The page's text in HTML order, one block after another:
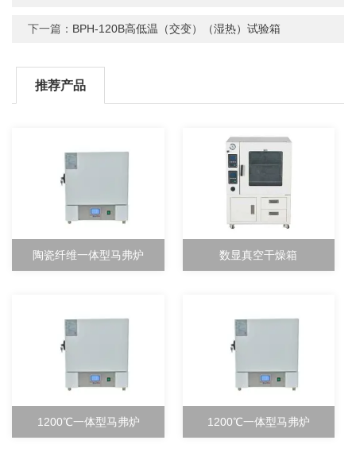
下一篇： BPH-120B高低温（交变）（湿热）试验箱
推荐产品
陶瓷纤维一体型马弗炉 数显真空干燥箱
1200℃一体型马弗炉 1200℃一体型马弗炉